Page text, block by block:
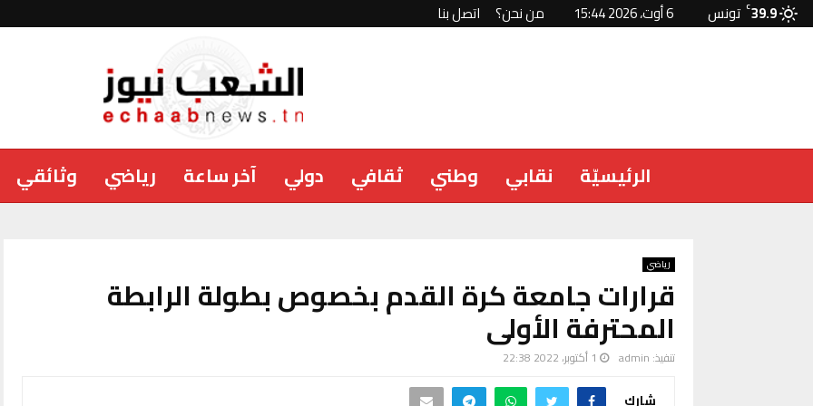
39.9
C تونس 6 أوت، 2026 15:44 من نحن؟ اتصل بنا
الرئيسيّة نقابي وطني ثقافي دولي آخر ساعة رياضي وثائقي
رياضي
قرارات جامعة كرة القدم بخصوص بطولة الرابطة
المحترفة الأولى
تنفيذ: admin 1 أكتوبر، 2022 22:38
شارك